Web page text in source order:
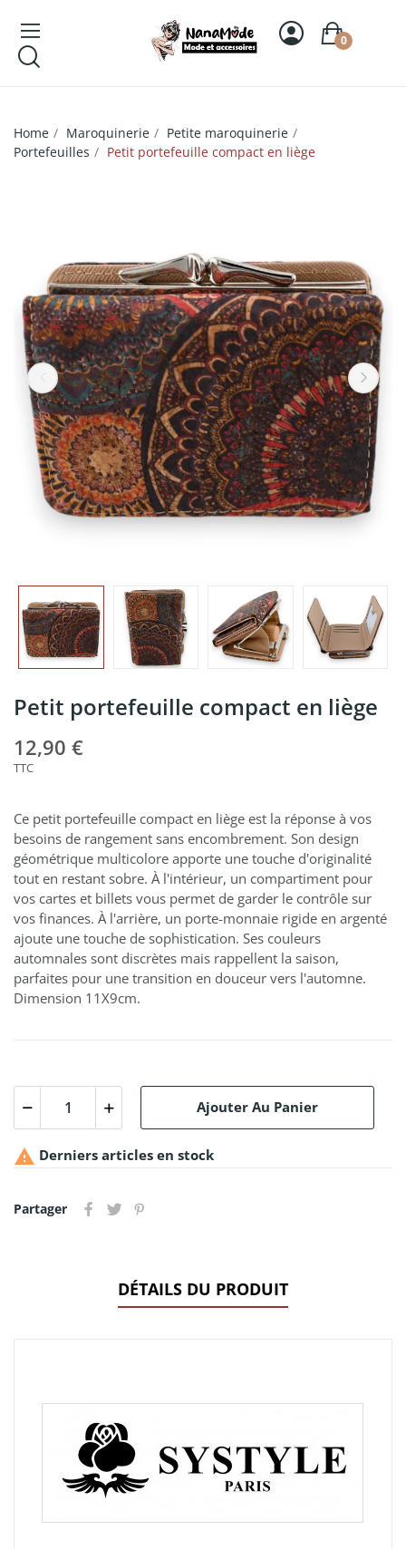
0
Home Maroquinerie
Petite maroquinerie
Portefeuilles
Petit portefeuille compact en liège
Petit portefeuille compact en liège
12,90 €
TTC
Ce petit portefeuille compact en liège est la réponse à vos
besoins de rangement sans encombrement. Son design
géométrique multicolore apporte une touche d'originalité
tout en restant sobre. À l'intérieur, un compartiment pour
vos cartes et billets vous permet de garder le contrôle sur
vos finances. À l'arrière, un porte-monnaie rigide en argenté
ajoute une touche de sophistication. Ses couleurs
automnales sont discrètes mais rappellent la saison,
parfaites pour une transition en douceur vers l'automne.
Dimension 11X9cm.
Ajouter Au Panier
 Derniers articles en stock
Partager
DÉTAILS DU PRODUIT